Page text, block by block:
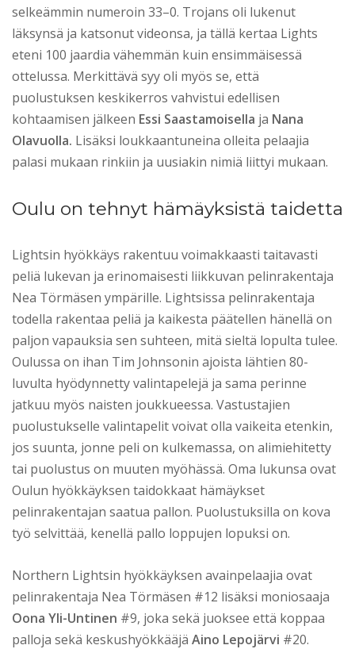
selkeämmin numeroin 33–0. Trojans oli lukenut
läksynsä ja katsonut videonsa, ja tällä kertaa Lights
eteni 100 jaardia vähemmän kuin ensimmäisessä
ottelussa. Merkittävä syy oli myös se, että
puolustuksen keskikerros vahvistui edellisen
kohtaamisen jälkeen Essi Saastamoisella ja Nana
Olavuolla. Lisäksi loukkaantuneina olleita pelaajia
palasi mukaan rinkiin ja uusiakin nimiä liittyi mukaan.
Oulu on tehnyt hämäyksistä taidetta
Lightsin hyökkäys rakentuu voimakkaasti taitavasti
peliä lukevan ja erinomaisesti liikkuvan pelinrakentaja
Nea Törmäsen ympärille. Lightsissa pelinrakentaja
todella rakentaa peliä ja kaikesta päätellen hänellä on
paljon vapauksia sen suhteen, mitä sieltä lopulta tulee.
Oulussa on ihan Tim Johnsonin ajoista lähtien 80-
luvulta hyödynnetty valintapelejä ja sama perinne
jatkuu myös naisten joukkueessa. Vastustajien
puolustukselle valintapelit voivat olla vaikeita etenkin,
jos suunta, jonne peli on kulkemassa, on alimiehitetty
tai puolustus on muuten myöhässä. Oma lukunsa ovat
Oulun hyökkäyksen taidokkaat hämäykset
pelinrakentajan saatua pallon. Puolustuksilla on kova
työ selvittää, kenellä pallo loppujen lopuksi on.
Northern Lightsin hyökkäyksen avainpelaajia ovat
pelinrakentaja Nea Törmäsen #12 lisäksi moniosaaja
Oona Yli-Untinen #9, joka sekä juoksee että koppaa
palloja sekä keskushyökkääjä Aino Lepojärvi #20.